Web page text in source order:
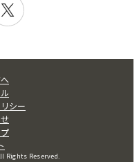
シー
Rights Reserved.